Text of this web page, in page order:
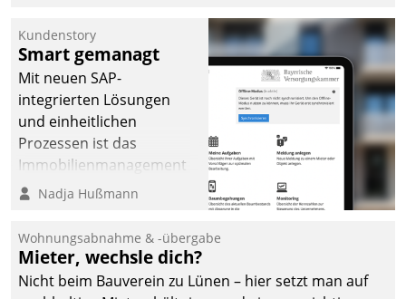
Kundenstory
Smart gemanagt
Mit neuen SAP-
integrierten Lösungen
und einheitlichen
Prozessen ist das
Immobilienmanagement
der Bayerischen
Ressort Kapitalanlage für
künftige Aufgaben und
Herausforderungen
Nadja Hußmann
Wohnungsabnahme & -übergabe
Mieter, wechsle dich?
Nicht beim Bauverein zu Lünen – hier setzt man auf